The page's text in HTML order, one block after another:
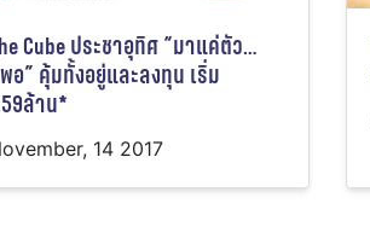
Cube ประชาอุทิศ “มาแค่ตัว…
อ” คุ้มทั้งอยู่และลงทุน เริ่ม
ล้าน*
14 2017